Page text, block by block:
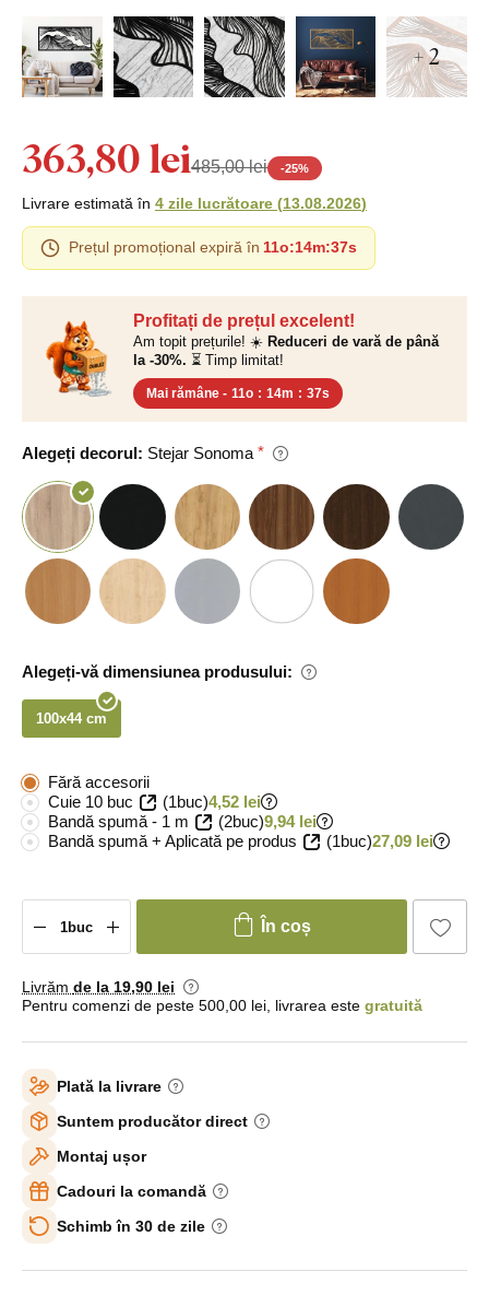
+ 2
Profitați de prețul excelent!
Am topit prețurile! ☀️ Reduceri de vară de până
la -30%. ⏳ Timp limitat!
Mai rămâne - 11o : 14m : 36s
Alegeți decorul: Stejar Sonoma
Alegeți-vă dimensiunea produsului:
100x44 cm
363,80 lei485,00 lei -25%
Livrare estimată în 4 zile lucrătoare (13.08.2026)
Prețul promoțional expiră în 11o:14m:36s
Fără accesorii
Cuie 10 buc
(1buc)4,52 lei
Bandă spumă - 1 m
(2buc)9,94 lei
Bandă spumă + Aplicată pe produs
(1buc)27,09 lei
În coș
Livrăm de la 19,90 lei
Pentru comenzi de peste 500,00 lei, livrarea este gratuită
Plată la livrare
Suntem producător direct
Montaj ușor
Cadouri la comandă
Schimb în 30 de zile